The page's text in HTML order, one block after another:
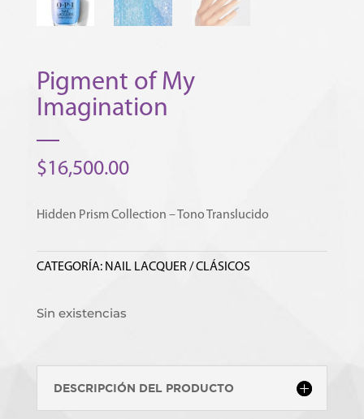
Pigment of My
Imagination
$16,500.00
Hidden Prism Collection – Tono Translucido
CATEGORÍA: NAIL LACQUER / CLÁSICOS
Sin existencias
DESCRIPCIÓN DEL PRODUCTO